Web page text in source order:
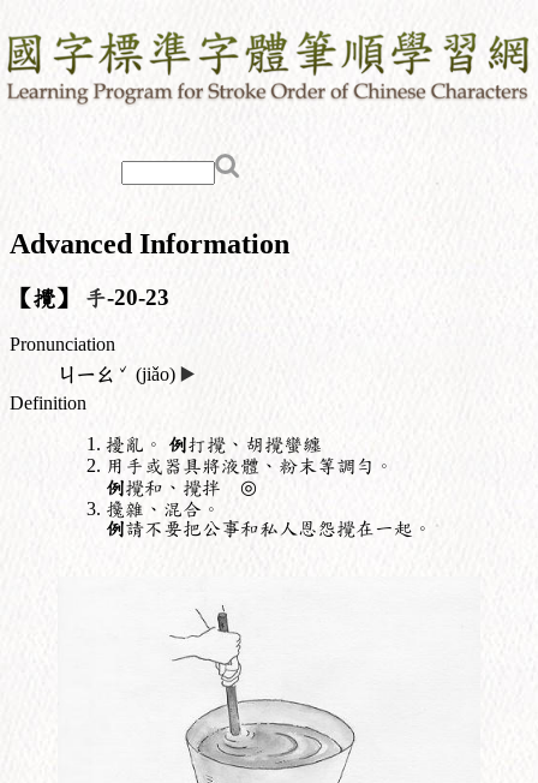
Advanced Information
【攪】 手-20-23
Pronunciation
ㄐㄧㄠ ˇ (jiǎo) ▶️
Definition
擾亂。 例打攪、胡攪蠻纏
用手或器具將液體、粉末等調勻。
例攪和、攪拌 ◎
攙雜、混合。
例請不要把公事和私人恩怨攪在一起。